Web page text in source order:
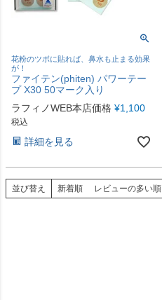
花粉のツボに貼れば、鼻水も止まる効果
が！
ファイテン(phiten) パワーテー
プ X30 50マーク入り
ラフィノWEB本店価格 ¥1,100
税込
詳細を見る
並び替え 新着順 レビューの多い順